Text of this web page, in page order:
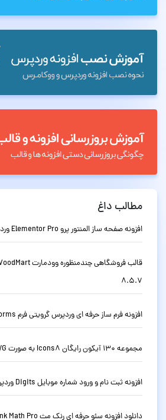
مطالب داغ
افزونه صفحه ساز المنتور پرو Elementor Pro وردپرس نسخه 4.2.1
8.5.7
افزونه فرم ساز حرفه ای وردپرس گرویتی فرم Gravity Forms نسخه 3.0.1
مجموعه 130 آیکون رایگان Icons8 به صورت SVG
افزونه ثبت نام و ورود شماره موبایل Digits وردپرس نسخه 9.2